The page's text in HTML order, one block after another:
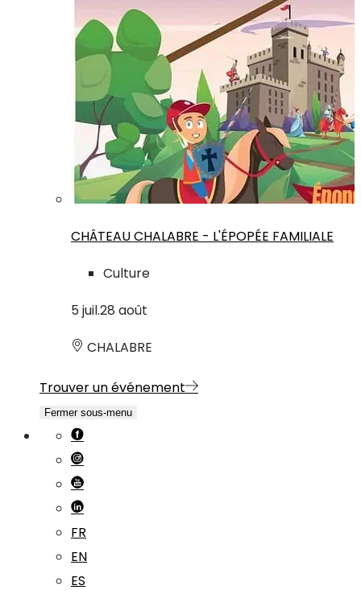
CHÂTEAU CHALABRE - L'ÉPOPÉE FAMILIALE
Culture
5 juil.28 août
CHALABRE
Trouver un événement
Fermer sous-menu
FR
EN
ES